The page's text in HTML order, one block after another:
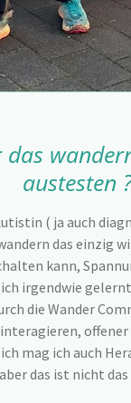
austesten
( ja auch
das einzig
kann,
irgendwie
die Wander
mag ich auch
das ist nicht